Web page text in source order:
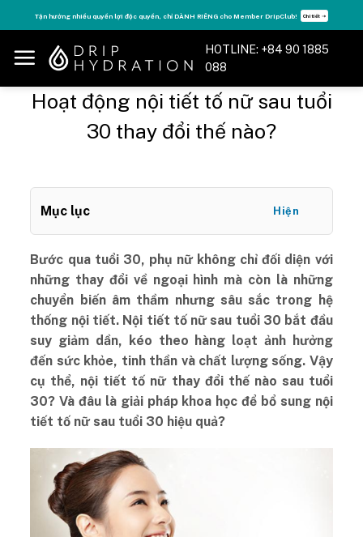
to
content
Tận hưởng nhiều quyền lợi độc quyền, chỉ DÀNH RIÊNG cho Member DripClub! Chi tiết ➝
HOTLINE: +84 90 1885
088
Hoạt động nội tiết tố nữ sau tuổi
30 thay đổi thế nào?
Mục lục Hiện
Bước qua tuổi 30, phụ nữ không chỉ đối diện với
những thay đổi về ngoại hình mà còn là những
chuyển biến âm thầm nhưng sâu sắc trong hệ
thống nội tiết. Nội tiết tố nữ sau tuổi 30 bắt đầu
suy giảm dần, kéo theo hàng loạt ảnh hưởng
đến sức khỏe, tinh thần và chất lượng sống. Vậy
cụ thể, nội tiết tố nữ thay đổi thế nào sau tuổi
30? Và đâu là giải pháp khoa học để bổ sung nội
tiết tố nữ sau tuổi 30 hiệu quả?